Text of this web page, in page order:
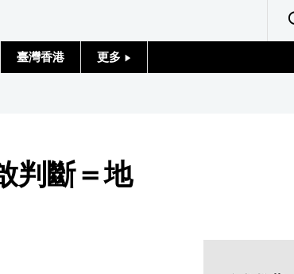
臺灣香港 更多
政治外交
判斷＝地